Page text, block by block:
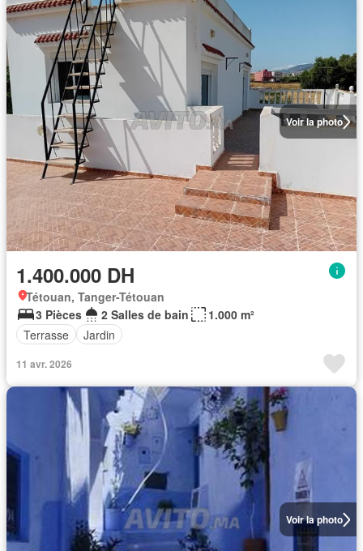
Voir la photo
1.400.000 DH
Tétouan, Tanger-Tétouan
3 Pièces
2 Salles de bain
1.000 m²
Terrasse
Jardin
11 avr. 2026
Voir la photo